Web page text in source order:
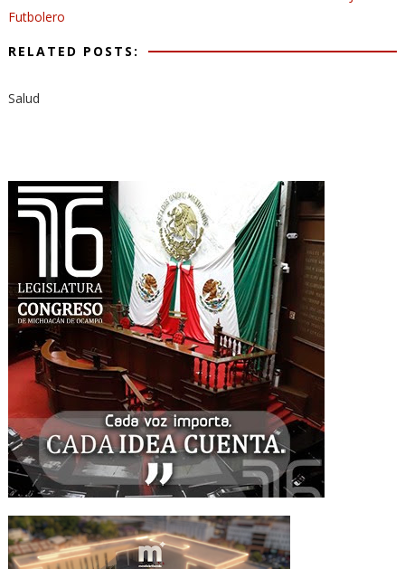
Futbolero
RELATED POSTS:
Salud